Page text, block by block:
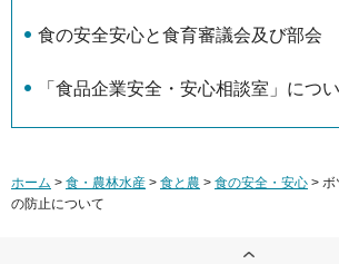
食の安全安心と食育審議会及び部会
「食品企業安全・安心相談室」につ
ホーム > 食・農林水産 > 食と農 > 食の安全・安心 > ボ
の防止について